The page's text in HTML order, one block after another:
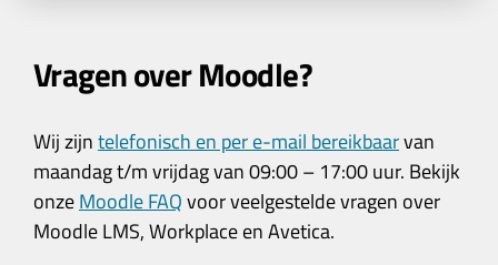
Vragen over Moodle?
Wij zijntelefonisch en per e-mail bereikbaarvan
maandag t/m vrijdag van 09:00 – 17:00 uur. Bekijk
onzeMoodle FAQvoor veelgestelde vragen over
Moodle LMS, Workplace en Avetica.